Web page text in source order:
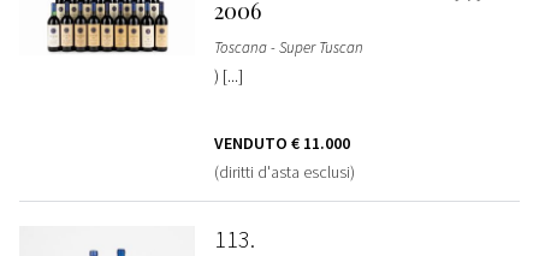
2006
Toscana - Super Tuscan
) [...]
VENDUTO € 11.000
(diritti d'asta esclusi)
113